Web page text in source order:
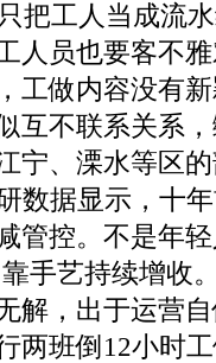
把工人当成流
人员也要客不
工做内容没有
互不联系关系
宁、溧水等区
数据显示，十
管控。不是年
手艺持续增收
解，出于运营
两班倒12小时